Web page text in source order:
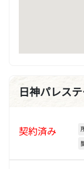
日神パレス
契約済み